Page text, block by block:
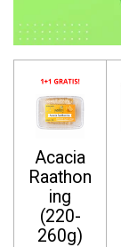
Acacia
Raathon
ing
(220-
260g)